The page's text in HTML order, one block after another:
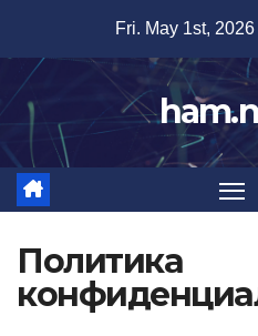
content
Fri. May 1st, 2026
Политика